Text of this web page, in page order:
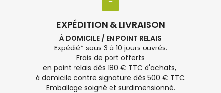
EXPÉDITION & LIVRAISON
À DOMICILE / EN POINT RELAIS
Expédié* sous 3 à 10 jours ouvrés.
Frais de port offerts
en point relais dès 180 € TTC d'achats,
à domicile contre signature dès 500 € TTC.
Emballage soigné et surdimensionné.